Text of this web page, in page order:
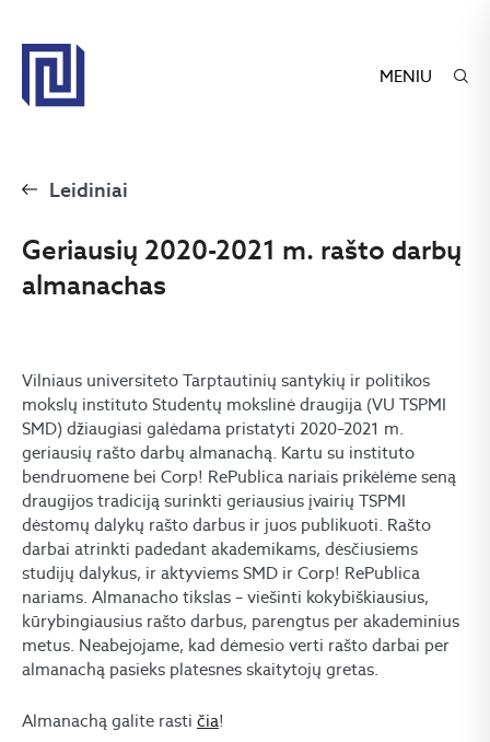
MENIU
Leidiniai
Geriausių 2020-2021 m. rašto darbų
almanachas
Vilniaus universiteto Tarptautinių santykių ir politikos
mokslų instituto Studentų mokslinė draugija (VU TSPMI
SMD) džiaugiasi galėdama pristatyti 2020–2021 m.
geriausių rašto darbų almanachą. Kartu su instituto
bendruomene bei Corp! RePublica nariais prikėlėme seną
draugijos tradiciją surinkti geriausius įvairių TSPMI
dėstomų dalykų rašto darbus ir juos publikuoti. Rašto
darbai atrinkti padedant akademikams, dėsčiusiems
studijų dalykus, ir aktyviems SMD ir Corp! RePublica
nariams. Almanacho tikslas – viešinti kokybiškiausius,
kūrybingiausius rašto darbus, parengtus per akademinius
metus. Neabejojame, kad dėmesio verti rašto darbai per
almanachą pasieks platesnes skaitytojų gretas.
Almanachą galite rasti čia!